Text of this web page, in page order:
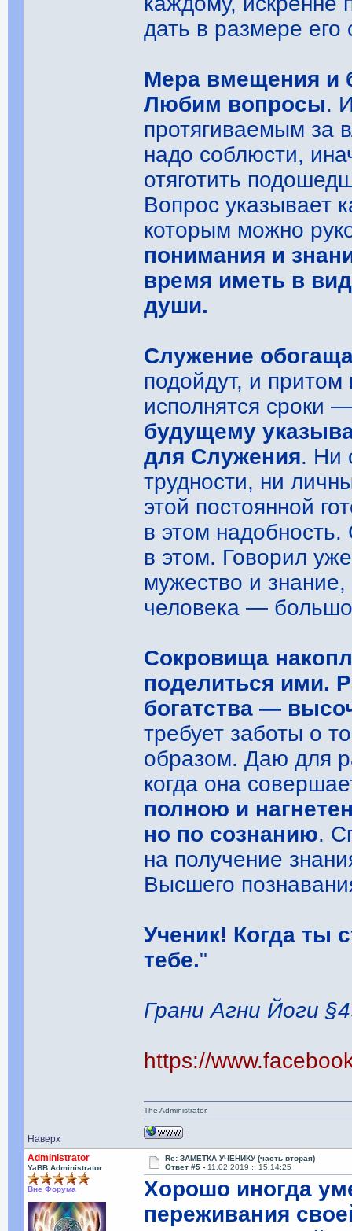
дать в размере его
Мера вмещения и
Любим вопросы.
протягиваемым за
надо соблюсти,
отяготить
Вопрос указывает
которым можно
понимания и
время иметь в
души.
Служение
подойдут, и
исполнятся сроки
будущему
для Служения. Ни
трудности, ни
этой постоянной
в этом
в этом. Говорил
мужество и знание,
человека ―
Сокровища
поделиться ими.
богатства ―
требует заботы о
образом. Даю для
когда она
полною и
но по сознанию.
на получение
Высшего
Ученик! Когда ты
тебе."
Грани Агни Йоги
https://
Наверх
The Administrator.
Administrator
YaBB Administrator
Вне Форума
Re: ЗАМЕТКА УЧЕНИКУ (часть вторая)
Ответ #5 - 11.02.2019 :: 15:14:25
Хорошо иногда
переживания